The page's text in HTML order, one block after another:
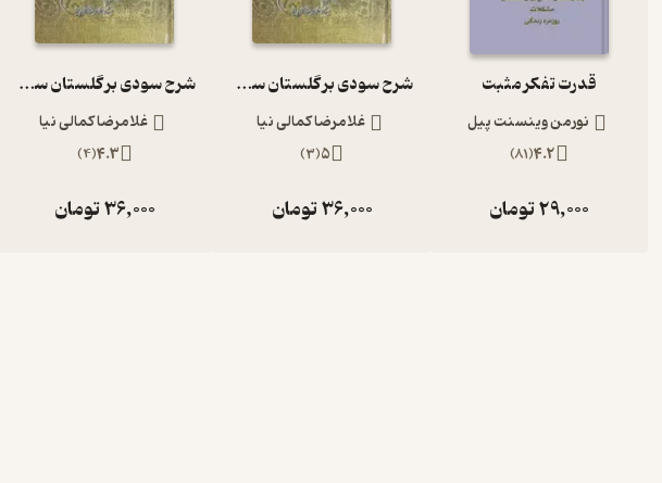
قدرت تفکر مثبت
نورمن وینسنت پیل
4.2
(
81
)
29,000تومان
شرح سودی بر گلستان سعدی جلد 1
غلامرضا کمالی نیا
5
(
3
)
36,000تومان
شرح سودی بر گلستان سعدی جلد 2
غلامرضا کمالی نیا
4.3
(
4
)
36,000تومان